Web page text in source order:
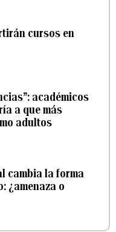
cursos en
académicos
a que más
adultos
cambia la forma
¿amenaza o